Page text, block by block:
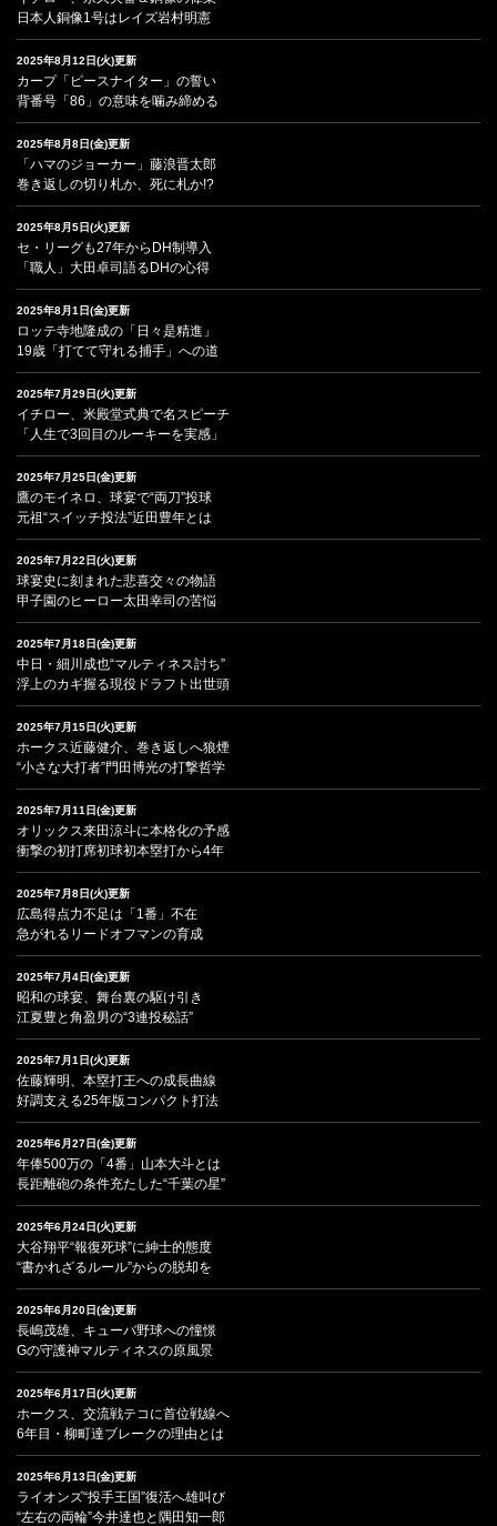
日本人銅像1号はレイズ岩村明憲
2025年8月12日(火)更新
カープ「ピースナイター」の誓い
背番号「86」の意味を噛み締める
2025年8月8日(金)更新
「ハマのジョーカー」藤浪晋太郎
巻き返しの切り札か、死に札か!?
2025年8月5日(火)更新
セ・リーグも27年からDH制導入
「職人」大田卓司語るDHの心得
2025年8月1日(金)更新
ロッテ寺地隆成の「日々是精進」
19歳「打てて守れる捕手」への道
2025年7月29日(火)更新
イチロー、米殿堂式典で名スピーチ
「人生で3回目のルーキーを実感」
2025年7月25日(金)更新
鷹のモイネロ、球宴で“両刀”投球
元祖“スイッチ投法”近田豊年とは
2025年7月22日(火)更新
球宴史に刻まれた悲喜交々の物語
甲子園のヒーロー太田幸司の苦悩
2025年7月18日(金)更新
中日・細川成也“マルティネス討ち”
浮上のカギ握る現役ドラフト出世頭
2025年7月15日(火)更新
ホークス近藤健介、巻き返しへ狼煙
“小さな大打者”門田博光の打撃哲学
2025年7月11日(金)更新
オリックス来田涼斗に本格化の予感
衝撃の初打席初球初本塁打から4年
2025年7月8日(火)更新
広島得点力不足は「1番」不在
急がれるリードオフマンの育成
2025年7月4日(金)更新
昭和の球宴、舞台裏の駆け引き
江夏豊と角盈男の“3連投秘話”
2025年7月1日(火)更新
佐藤輝明、本塁打王への成長曲線
好調支える25年版コンパクト打法
2025年6月27日(金)更新
年俸500万の「4番」山本大斗とは
長距離砲の条件充たした“千葉の星”
2025年6月24日(火)更新
大谷翔平“報復死球”に紳士的態度
“書かれざるルール”からの脱却を
2025年6月20日(金)更新
長嶋茂雄、キューバ野球への憧憬
Gの守護神マルティネスの原風景
2025年6月17日(火)更新
ホークス、交流戦テコに首位戦線へ
6年目・柳町達ブレークの理由とは
2025年6月13日(金)更新
ライオンズ“投手王国”復活へ雄叫び
“左右の両輪”今井達也と隅田知一郎